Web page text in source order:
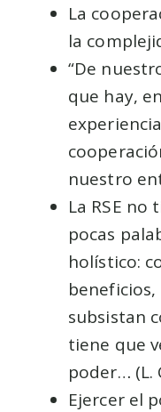
La
la
“De
que hay,
nuestro
La RSE
pocas
holístico:
beneficios,
subsistan
tiene que
poder… (L.
Ejercer el